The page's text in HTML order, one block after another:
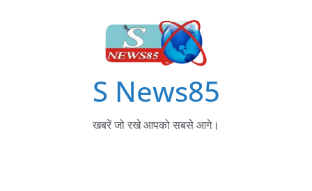
S News85
खबरें जो रखे आपको सबसे आगे।